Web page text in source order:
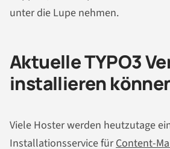
unter die Lupe nehmen.
Aktuelle TYPO3
installieren
Viele Hoster werden heutzutage
Installationsservice fürContent-